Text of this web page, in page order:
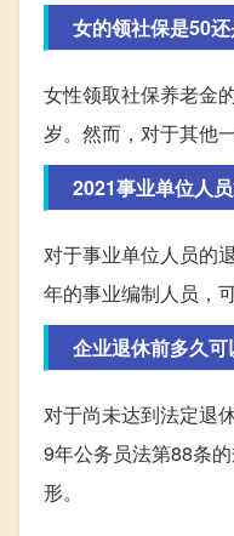
女的领社保是50
女性领取社保养老金
岁。然而，对于其他
2021事业单位人
对于事业单位人员的
年的事业编制人员，
企业退休前多久
对于尚未达到法定退
9年公务员法第88条
形。